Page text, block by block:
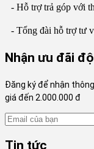
- Hỗ trợ trả góp với
- Tổng đài hỗ trợ tư
Nhận ưu đãi
Đăng ký để nhận
giá đến 2.000.000 đ
Tin tức